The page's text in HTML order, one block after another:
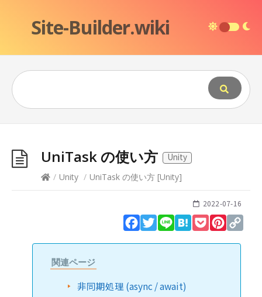
Site-Builder.wiki
UniTask の使い方
Unity
/ Unity / UniTask の使い方 [Unity]
2022-07-16
Facebook
Twitter
Line HatenaPocket
関連ページ
非同期処理 (async / await)